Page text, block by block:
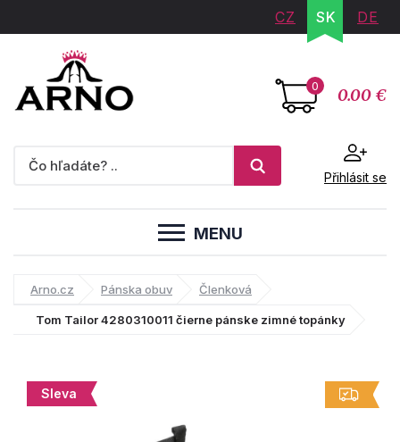
CZ SK DE
0 0.00 €
Přihlásit se
MENU
Arno.cz Pánska obuv Členková
Tom Tailor 4280310011 čierne pánske zimné topánky
Sleva